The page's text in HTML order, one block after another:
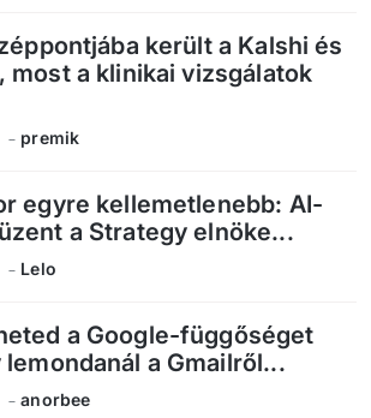
került a Kalshi és
most a klinikai vizsgálatok
premik
egyre kellemetlenebb: AI-
a Strategy elnöke...
Lelo
a Google-függőséget
a Gmailről...
anorbee